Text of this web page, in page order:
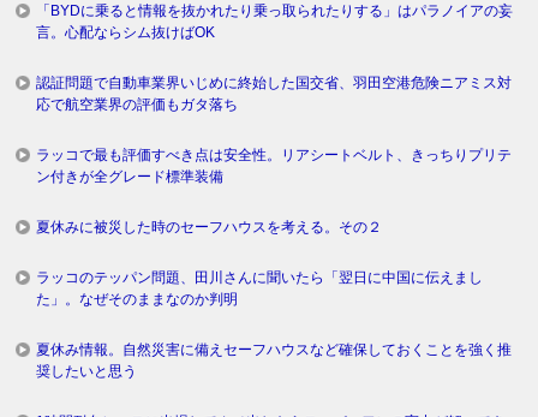
「BYDに乗ると情報を抜かれたり乗っ取られたりする」はパラノイアの妄
言。心配ならシム抜けばOK
認証問題で自動車業界いじめに終始した国交省、羽田空港危険ニアミス対
応で航空業界の評価もガタ落ち
ラッコで最も評価すべき点は安全性。リアシートベルト、きっちりプリテ
ン付きが全グレード標準装備
夏休みに被災した時のセーフハウスを考える。その２
ラッコのテッパン問題、田川さんに聞いたら「翌日に中国に伝えまし
た」。なぜそのままなのか判明
夏休み情報。自然災害に備えセーフハウスなど確保しておくことを強く推
奨したいと思う